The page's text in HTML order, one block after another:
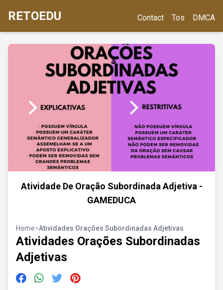
RETOEDU Contact Tos DMCA
Atividade De Oração Subordinada Adjetiva -
GAMEDUCA
Home>Atividades Orações Subordinadas Adjetivas
Atividades Orações Subordinadas
Adjetivas